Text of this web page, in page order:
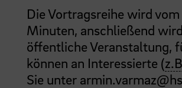
Die Vortragsreihe wird
Minuten, anschließend
öffentliche Veranstaltung,
können an Interessierte (
Sie unter